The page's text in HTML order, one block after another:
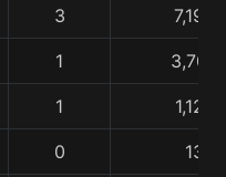
3
1
1
0